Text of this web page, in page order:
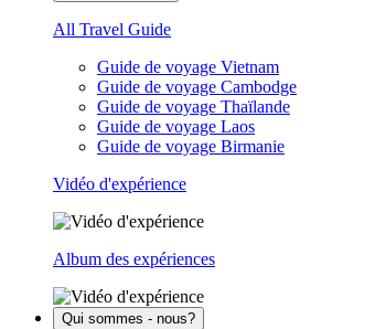
All Travel Guide
Guide de voyage Vietnam
Guide de voyage Cambodge
Guide de voyage Thaïlande
Guide de voyage Laos
Guide de voyage Birmanie
Vidéo d'expérience
Album des expériences
Qui sommes - nous?